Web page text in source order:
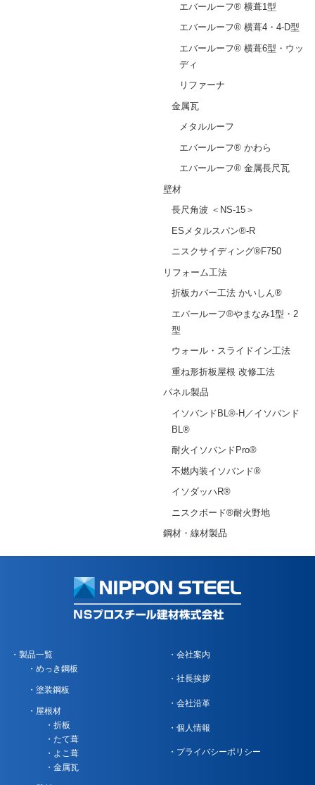
エバールーフ® 横葺1型
エバールーフ® 横葺4・4-D型
エバールーフ® 横葺6型・ウッ
ディ
リファーナ
金属瓦
メタルルーフ
エバールーフ® かわら
エバールーフ® 金属長尺瓦
壁材
長尺角波 ＜NS-15＞
ESメタルスパン®-R
ニスクサイディング®F750
リフォーム工法
折板カバー工法 かいしん®
エバールーフ®やまなみ1型・2
型
ウォール・スライドイン工法
重ね形折板屋根 改修工法
パネル製品
イソバンドBL®-H／イソバンド
BL®
耐火イソバンドPro®
不燃内装イソバンド®
イソダッハR®
ニスクボード®耐火野地
鋼材・線材製品
製品一覧
めっき鋼板
塗装鋼板
屋根材
折板
たて葺
よこ葺
金属瓦
会社案内
社長挨拶
会社沿革
個人情報
プライバシーポリシー